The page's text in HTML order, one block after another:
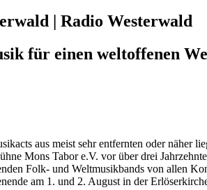
| Radio Westerwald
für einen weltoffenen
aus meist sehr entfernten oder näher
Mons Tabor e.V. vor über drei
Folk- und Weltmusikbands von allen
am 1. und 2. August in der